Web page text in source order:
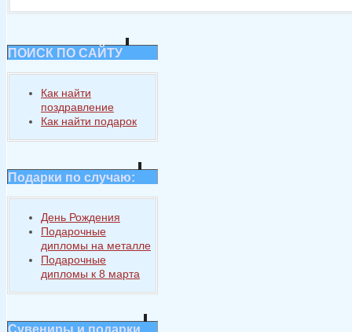
ПОИСК ПО САЙТУ
Как найти
поздравление
Как найти подарок
Подарки по случаю:
День Рождения
Подарочные
дипломы на металле
Подарочные
дипломы к 8 марта